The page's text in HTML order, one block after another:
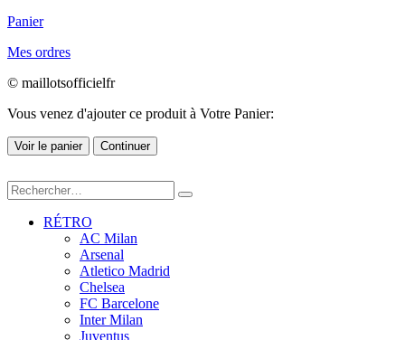
Panier
Mes ordres
© maillotsofficielfr
Vous venez d'ajouter ce produit à Votre Panier:
Voir le panier Continuer
RÉTRO
AC Milan
Arsenal
Atletico Madrid
Chelsea
FC Barcelone
Inter Milan
Juventus